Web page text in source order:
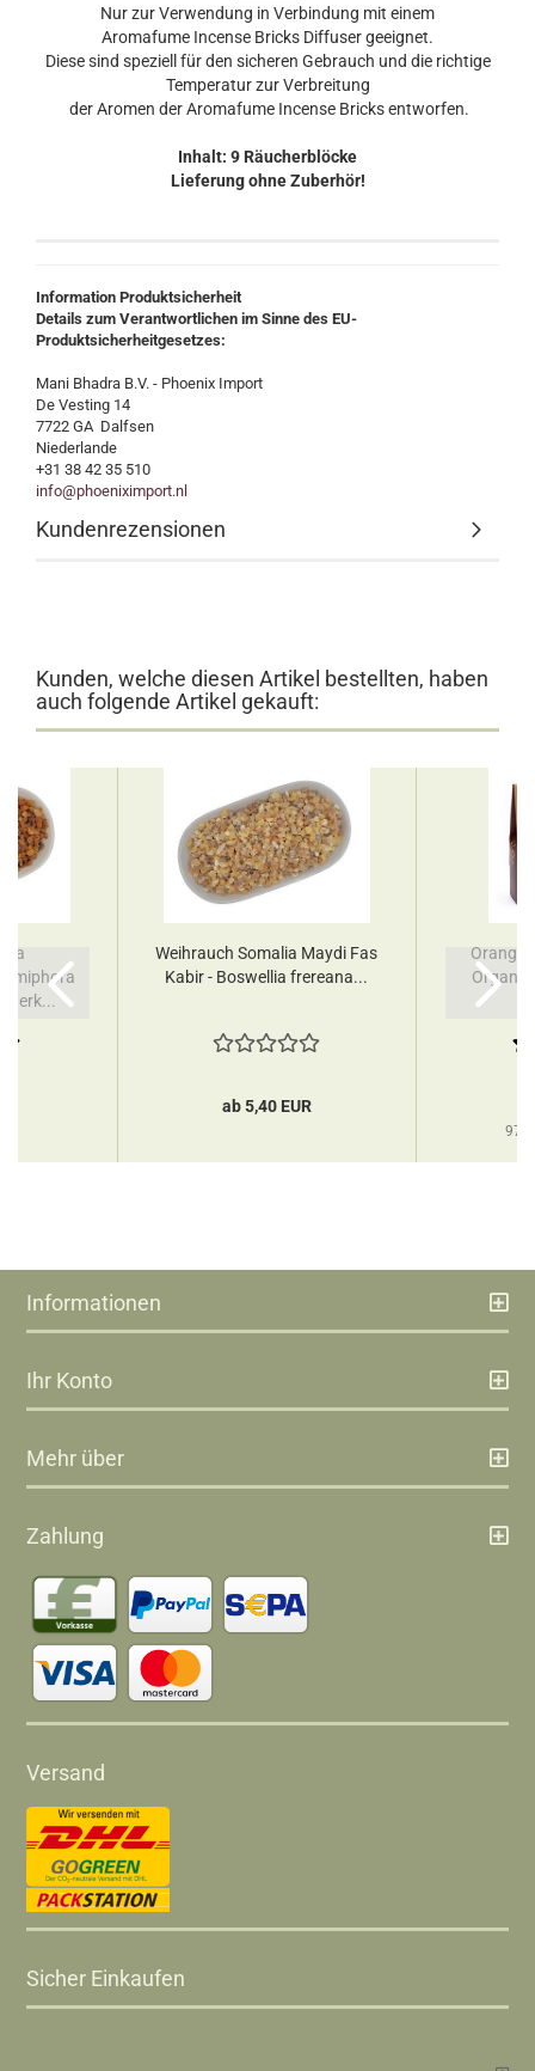
Nur zur Verwendung in Verbindung mit einem
Aromafume Incense Bricks Diffuser geeignet.
Diese sind speziell für den sicheren Gebrauch und die richtige
Temperatur zur Verbreitung
der Aromen der Aromafume Incense Bricks entworfen.
Inhalt: 9 Räucherblöcke
Lieferung ohne Zuberhör!
Information Produktsicherheit
Details zum Verantwortlichen im Sinne des EU-
Produktsicherheitgesetzes:
Mani Bhadra B.V. - Phoenix Import
De Vesting 14
7722 GA Dalfsen
Niederlande
+31 38 42 35 510
info@phoeniximport.nl
Kundenrezensionen
Kunden, welche diesen Artikel bestellten, haben
auch folgende Artikel gekauft:
Weihrauch Somalia Maydi Fas
Kabir - Boswellia frereana...
ab 5,40 EUR
Orange
Informationen
Ihr Konto
Mehr über
Zahlung
Versand
Sicher Einkaufen